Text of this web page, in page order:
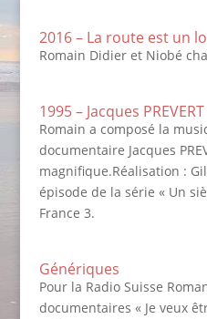
2016 – La route est un
Romain Didier et Niobé
1995 – Jacques
Romain a composé la
documentaire Jacques
magnifique.Réalisation :
épisode de la série « Un
France 3.
Génériques
Pour la Radio Suisse
documentaires « Je veux